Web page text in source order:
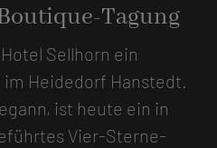
Tagung
Sellhorn ein
Heidedorf Hanstedt.
ist heute ein in
Vier-Sterne-